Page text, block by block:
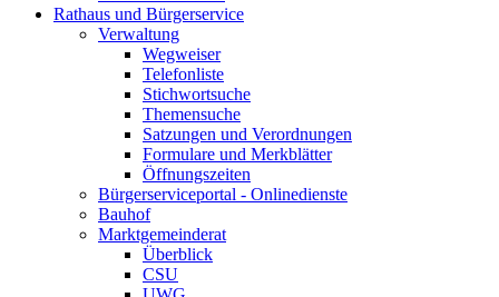
Rathaus und Bürgerservice
Verwaltung
Wegweiser
Telefonliste
Stichwortsuche
Themensuche
Satzungen und Verordnungen
Formulare und Merkblätter
Öffnungszeiten
Bürgerserviceportal - Onlinedienste
Bauhof
Marktgemeinderat
Überblick
CSU